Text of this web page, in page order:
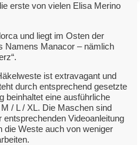
Manacor
erste von vielen Elisa Merino
und liegt im Osten der
Namens Manacor – nämlich
ist extravagant und
durch entsprechend gesetzte
beinhaltet eine ausführliche
/ L / XL. Die Maschen sind
Videoanleitung
Weste auch von weniger